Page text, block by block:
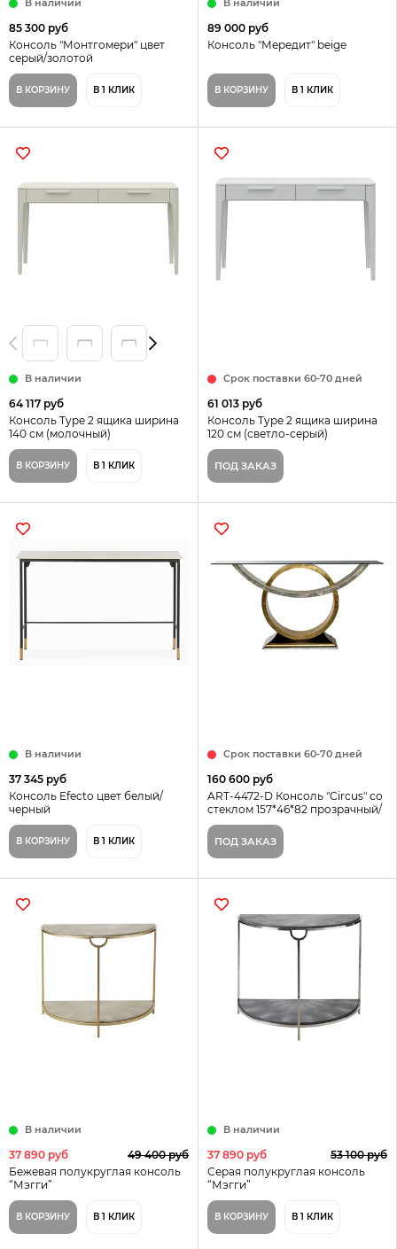
В наличии
85 300 руб
Консоль "Монтгомери" цвет
серый/золотой
В КОРЗИНУ В 1 КЛИК
В наличии
89 000 руб
Консоль "Мередит" beige
В КОРЗИНУ В 1 КЛИК
В наличии
64 117 руб
Консоль Type 2 ящика ширина
140 см (молочный)
В КОРЗИНУ В 1 КЛИК
Срок поставки 60-70 дней
61 013 руб
Консоль Type 2 ящика ширина
120 см (светло-серый)
ПОД ЗАКАЗ
В наличии
37 345 руб
Консоль Efecto цвет белый/
черный
В КОРЗИНУ В 1 КЛИК
Срок поставки 60-70 дней
160 600 руб
ART-4472-D Консоль "Circus" со
стеклом 157*46*82 прозрачный/
золотой
ПОД ЗАКАЗ
В наличии
37 890 руб
49 400 руб
Бежевая полукруглая консоль
“Мэгги”
В КОРЗИНУ В 1 КЛИК
В наличии
37 890 руб
53 100 руб
Серая полукруглая консоль
“Мэгги”
В КОРЗИНУ В 1 КЛИК